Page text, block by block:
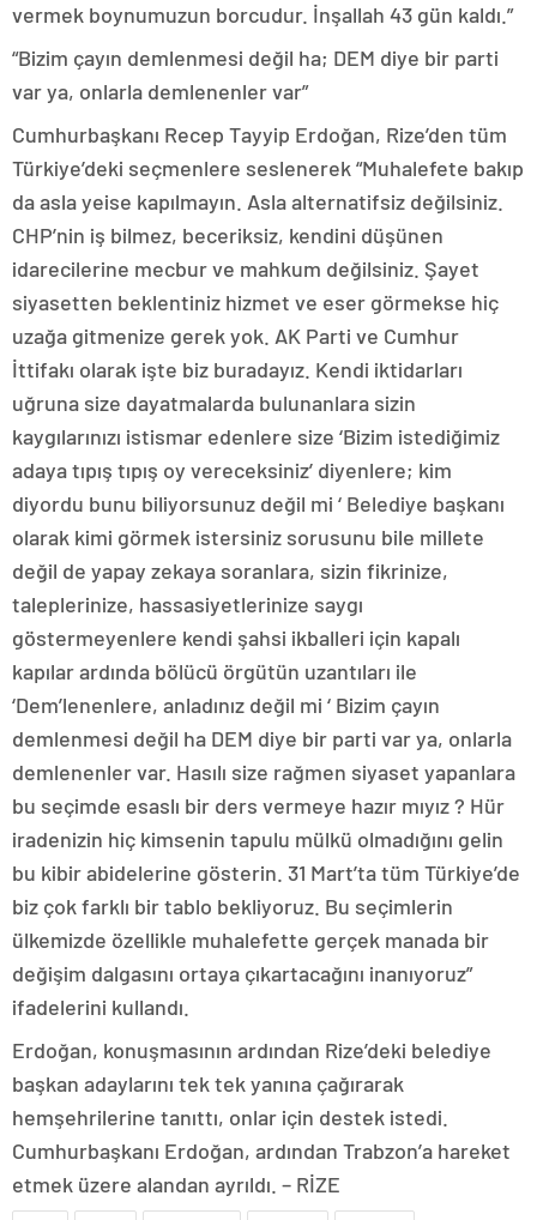
vermek boynumuzun borcudur. İnşallah 43 gün kaldı.”
“Bizim çayın demlenmesi değil ha; DEM diye bir parti
var ya, onlarla demlenenler var”
Cumhurbaşkanı Recep Tayyip Erdoğan, Rize’den tüm
Türkiye’deki seçmenlere seslenerek “Muhalefete bakıp
da asla yeise kapılmayın. Asla alternatifsiz değilsiniz.
CHP’nin iş bilmez, beceriksiz, kendini düşünen
idarecilerine mecbur ve mahkum değilsiniz. Şayet
siyasetten beklentiniz hizmet ve eser görmekse hiç
uzağa gitmenize gerek yok. AK Parti ve Cumhur
İttifakı olarak işte biz buradayız. Kendi iktidarları
uğruna size dayatmalarda bulunanlara sizin
kaygılarınızı istismar edenlere size ‘Bizim istediğimiz
adaya tıpış tıpış oy vereceksiniz’ diyenlere; kim
diyordu bunu biliyorsunuz değil mi ‘ Belediye başkanı
olarak kimi görmek istersiniz sorusunu bile millete
değil de yapay zekaya soranlara, sizin fikrinize,
taleplerinize, hassasiyetlerinize saygı
göstermeyenlere kendi şahsi ikballeri için kapalı
kapılar ardında bölücü örgütün uzantıları ile
‘Dem’lenenlere, anladınız değil mi ‘ Bizim çayın
demlenmesi değil ha DEM diye bir parti var ya, onlarla
demlenenler var. Hasılı size rağmen siyaset yapanlara
bu seçimde esaslı bir ders vermeye hazır mıyız ? Hür
iradenizin hiç kimsenin tapulu mülkü olmadığını gelin
bu kibir abidelerine gösterin. 31 Mart’ta tüm Türkiye’de
biz çok farklı bir tablo bekliyoruz. Bu seçimlerin
ülkemizde özellikle muhalefette gerçek manada bir
değişim dalgasını ortaya çıkartacağını inanıyoruz”
ifadelerini kullandı.
Erdoğan, konuşmasının ardından Rize’deki belediye
başkan adaylarını tek tek yanına çağırarak
hemşehrilerine tanıttı, onlar için destek istedi.
Cumhurbaşkanı Erdoğan, ardından Trabzon’a hareket
etmek üzere alandan ayrıldı. – RİZE